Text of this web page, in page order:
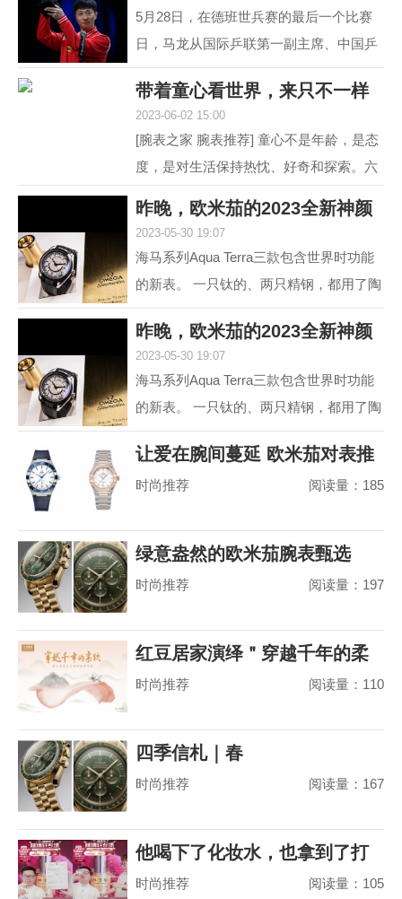
5月28日，在德班世兵赛的最后一个比赛
日，马龙从国际乒联第一副主席、中国乒
协主席刘国梁的手中接过了复刻圣勃莱德
杯，这是对他从2015...
带着童心看世界，来只不一样
2023-06-02 15:00
[腕表之家 腕表推荐] 童心不是年龄，是态
度，是对生活保持热忱、好奇和探索。六
茄彩色盘面腕表，...
昨晚，欧米茄的2023全新神颜
2023-05-30 19:07
海马系列Aqua Terra三款包含世界时功能
的新表。 一只钛的、两只精钢，都用了陶
瓷圈儿。 世界时以海马加身，是为强调运
动属性。约定俗成...
昨晚，欧米茄的2023全新神颜
2023-05-30 19:07
海马系列Aqua Terra三款包含世界时功能
的新表。 一只钛的、两只精钢，都用了陶
瓷圈儿。 世界时以海马加身，是为强调运
动属性。约定俗成...
让爱在腕间蔓延 欧米茄对表推
荐
时尚推荐 阅读量：185
绿意盎然的欧米茄腕表甄选
时尚推荐 阅读量：197
红豆居家演绎＂穿越千年的柔
软＂，婴儿绵真
时尚推荐 阅读量：110
四季信札｜春
时尚推荐 阅读量：167
他喝下了化妆水，也拿到了打
赢山茶花之争的
时尚推荐 阅读量：105